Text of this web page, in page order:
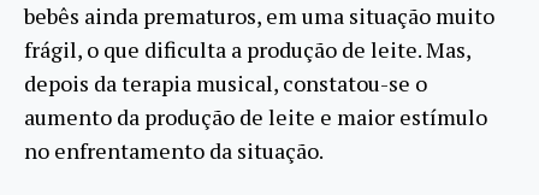
bebês ainda prematuros, em uma situação muito
frágil, o que dificulta a produção de leite. Mas,
depois da terapia musical, constatou-se o
aumento da produção de leite e maior estímulo
no enfrentamento da situação.